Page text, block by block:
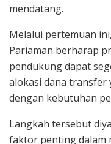
mendatang.
Melalui pertemuan
Pariaman berharap
pendukung dapat
alokasi dana transfer
dengan kebutuhan
Langkah tersebut
faktor penting dalam